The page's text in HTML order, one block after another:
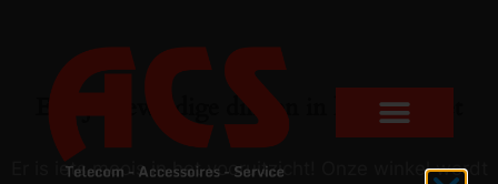
Er zijn geweldige dingen in het verschiet
Er is iets moois in het vooruitzicht! Onze winkel wordt